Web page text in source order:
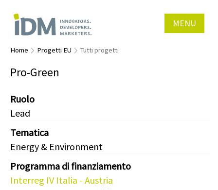
MENU
Home Progetti EU Tutti progetti
Pro-Green
Ruolo
Lead
Tematica
Energy & Environment
Programma di finanziamento
Interreg IV Italia - Austria